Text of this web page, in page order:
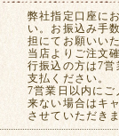
弊社指定口座に
い。お振込み手
担にてお願いい
当店よりご注文
行振込の方は7営
支払ください。
7営業日以内にご
来ない場合はキ
させていただきま